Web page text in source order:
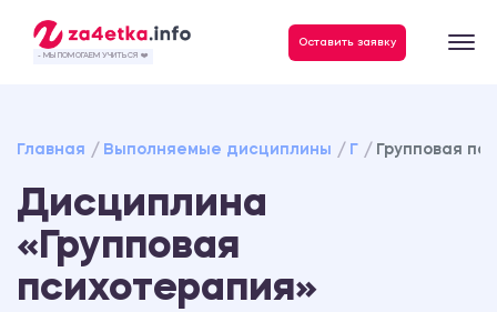
- МЫ ПОМОГАЕМ УЧИТЬСЯ ❤️
Оставить заявку
Главная Выполняемые дисциплины Г Групповая
Дисциплина
«Групповая
психотерапия»